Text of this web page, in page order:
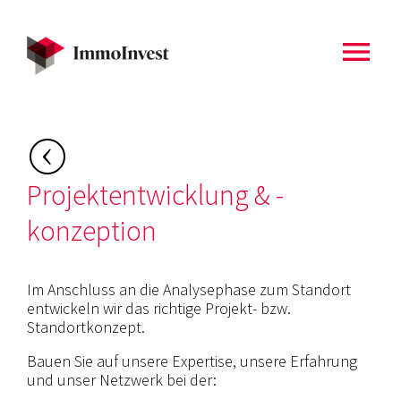
menu
Projektentwicklung & -
konzeption
Im Anschluss an die Analysephase zum Standort
entwickeln wir das richtige Projekt- bzw.
Standortkonzept.
Bauen Sie auf unsere Expertise, unsere Erfahrung
und unser Netzwerk bei der: